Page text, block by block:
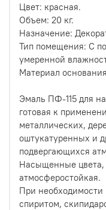
Цвет: красная.
Объем: 20 кг.
Назначение:
Тип помещения: С
умеренной
Материал
Эмаль ПФ-115 для
готовая к
металлических,
оштукатуренных и
подвергающихся
Насыщенные цвета,
атмосферостойкая.
При необходимости
спиритом,